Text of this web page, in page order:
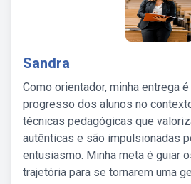
Sandra
Como orientador, minha entrega
progresso dos alunos no
técnicas pedagógicas que
autênticas e são impulsionadas
entusiasmo. Minha meta é guiar
trajetória para se tornarem uma